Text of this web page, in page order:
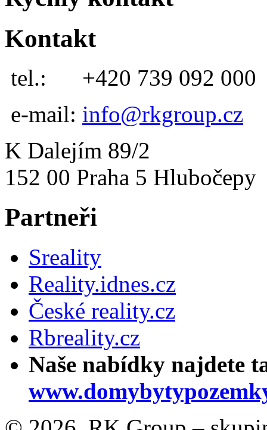
Kontakt
tel.: +420 739 092 000
e-mail: info@rkgroup.cz
K Dalejím 89/2
152 00 Praha 5 Hlubočepy
Partneři
Sreality
Reality.idnes.cz
České reality.cz
Rbreality.cz
Naše nabídky najdete